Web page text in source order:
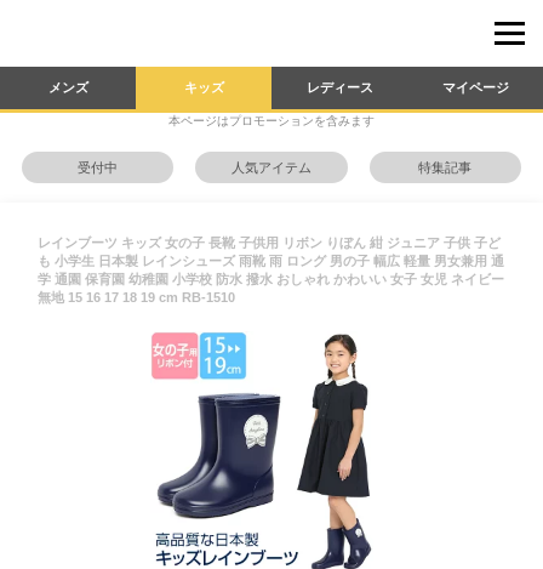
メンズ キッズ レディース マイページ
本ページはプロモーションを含みます
受付中 人気アイテム 特集記事
レインブーツ キッズ 女の子 長靴 子供用 リボン りぼん 紺 ジュニア 子供 子ど
も 小学生 日本製 レインシューズ 雨靴 雨 ロング 男の子 幅広 軽量 男女兼用 通
学 通園 保育園 幼稚園 小学校 防水 撥水 おしゃれ かわいい 女子 女児 ネイビー
無地 15 16 17 18 19 cm RB-1510